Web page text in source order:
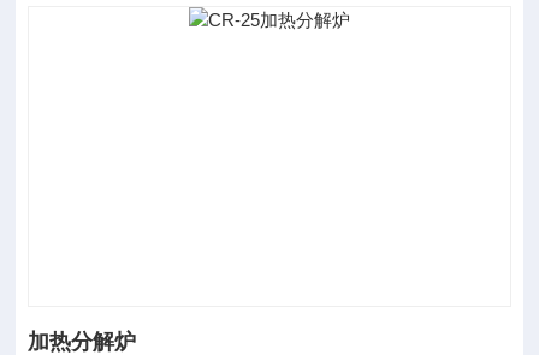
加热分解炉